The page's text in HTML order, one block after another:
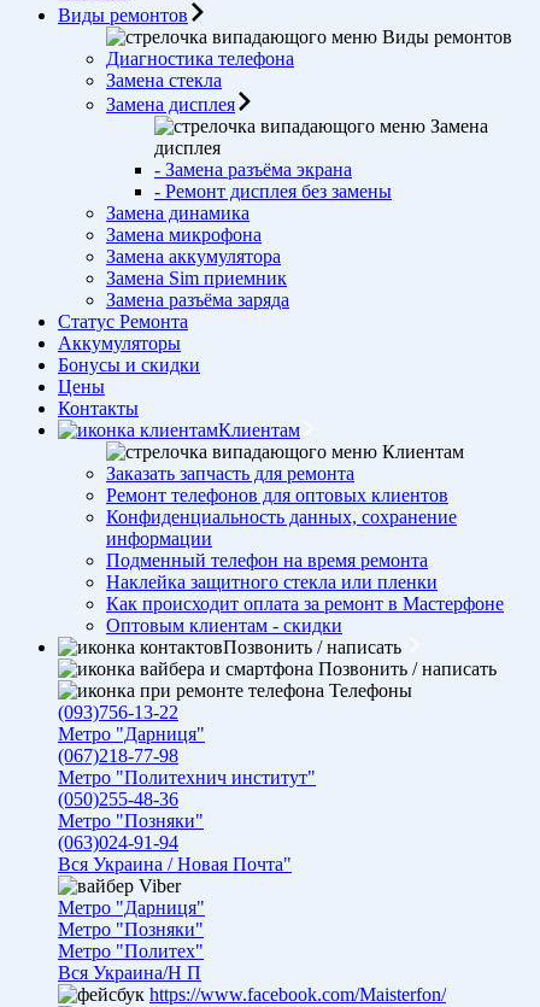
Виды ремонтов
Виды ремонтов
Диагностика телефона
Замена стекла
Замена дисплея
Замена
дисплея
- Замена разъёма экрана
- Ремонт дисплея без замены
Замена динамика
Замена микрофона
Замена аккумулятора
Замена Sim приемник
Замена разъёма заряда
Статус Ремонта
Аккумуляторы
Бонусы и скидки
Цены
Контакты
Клиентам
Клиентам
Заказать запчасть для ремонта
Ремонт телефонов для оптовых клиентов
Конфиденциальность данных, сохранение
информации
Подменный телефон на время ремонта
Наклейка защитного стекла или пленки
Как происходит оплата за ремонт в Мастерфоне
Оптовым клиентам - скидки
Позвонить / написать
Позвонить / написать
Телефоны
(093)756-13-22
Метро "Дарниця"
(067)218-77-98
Метро "Политехнич институт"
(050)255-48-36
Метро "Позняки"
(063)024-91-94
Вся Украина / Новая Почта"
Viber
Метро "Дарниця"
Метро "Позняки"
Метро "Политех"
Вся Украина/Н П
https://www.facebook.com/Maisterfon/